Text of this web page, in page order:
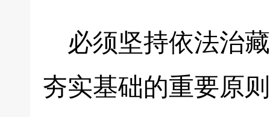
必须坚持依法治
夯实基础的重要原